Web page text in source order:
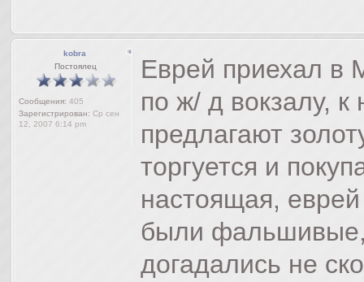
kobra
Постоялец
Сообщения: 405
Зарегистрирован: Ср сен
12, 2007 6:14 pm
Еврей приехал в
по ж/ д вокзалу,
предлагают
торгуется и
настоящая,
были фальшивые,
догадались не